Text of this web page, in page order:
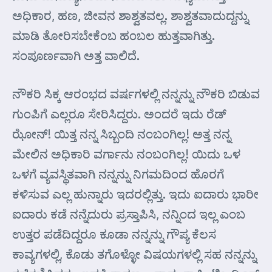
ಅಧಿಕಾರ, ಹಣ, ಜೀವನ ಶಾಶ್ವತವಲ್ಲ. ಶಾಶ್ವತವಾದುದ್ದನ್ನು
ಮಾಡಿ ತೋರಿಸಬೇಕೆಂಬ ಹಂಬಲ ಹುತ್ತವಾಗಿತ್ತು.
ಸಂಪೂರ್ಣವಾಗಿ ಅತ್ತ ವಾಲಿದೆ.
ನೌಕರಿ ಸಿಕ್ಕ ಆರಂಭದ ವರ್ಷಗಳಲ್ಲಿ ನನ್ನನ್ನು ನೌಕರಿ ಬಿಡುವ
ಗುಂಪಿಗೆ ಎಲ್ಲರೂ ಸೇರಿಸಿದ್ದರು. ಅಂದರೆ ಇದು ರೆಡ್
ಝೋನ್! ಯಿತ್ತ ನನ್ನ ಸಿಬ್ಬಂದಿ ನಂಬಂಗಿಲ್ಲ! ಅತ್ತ ನನ್ನ
ಮೇಲಿನ ಅಧಿಕಾರಿ ವರ್ಗಾನು ನಂಬಂಗಿಲ್ಲ! ಯಿದು ಒಳ
ಒಳಗೆ ವ್ಯವಸ್ಥಿತವಾಗಿ ನನ್ನನ್ನು ನಿಗಮದಿಂದ ಹೊರಗೆ
ಕಳಿಸುವ ಎಲ್ಲ ಹುನ್ನಾರು ಇದರಲ್ಲಿತ್ತು. ಇದು ಐದಾರು ಭಾರೀ
ಐದಾರು ಕಡೆ ನನ್ನೆದುರು ಪ್ರಸ್ತಾಪಿಸಿ, ನನ್ನಿಂದ ಇಲ್ಲ ಎಂಬ
ಉತ್ತರ ಪಡೆದಿದ್ದರೂ ಕೂಡಾ ನನ್ನನ್ನು ಗೌಪ್ಯ ಕೆಲಸ
ಕಾವ್ಯಗಳಲ್ಲಿ, ಕೊಡು ತಗೊಳ್ಳೋ ವಿಷಯಗಳಲ್ಲಿ ಸಹ ನನ್ನನ್ನು